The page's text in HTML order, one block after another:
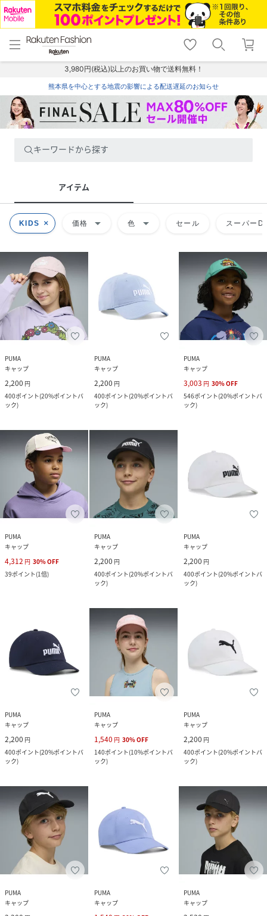
menu home
トップ
shopping_cart lock_outline
ログイン
3,980円(税込)以上のお買い物で送料無料！
熊本県を中心とする地震の影響による配送遅延のお知らせ
キーワードから探す
アイテム
KIDS 価格 arrow_drop_down 色 arrow_drop_down セール スーパー
PUMA
キャップ
2,200 円
400ポイント(20%ポイントバ
ック)
PUMA
キャップ
2,200 円
400ポイント(20%ポイントバ
ック)
PUMA
キャップ
3,003 円 30%OFF
546ポイント(20%ポイントバ
ック)
PUMA
キャップ
4,312 円 30%OFF
39ポイント(1倍)
PUMA
キャップ
2,200 円
400ポイント(20%ポイントバ
ック)
PUMA
キャップ
2,200 円
400ポイント(20%ポイントバ
ック)
PUMA
キャップ
2,200 円
400ポイント(20%ポイントバ
ック)
PUMA
キャップ
1,540 円 30%OFF
140ポイント(10%ポイントバ
ック)
PUMA
キャップ
2,200 円
400ポイント(20%ポイントバ
ック)
PUMA
キャップ
PUMA
キャップ
PUMA
キャップ